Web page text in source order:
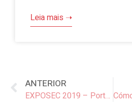
Leia mais ➝
ANTERIOR
EXPOSEC 2019 – Portaria Remota